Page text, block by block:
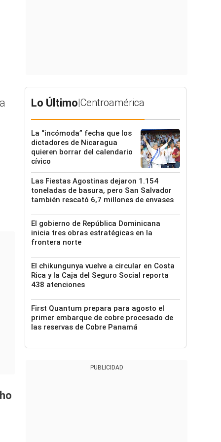
Lo Último|Centroamérica
La “incómoda” fecha que los
dictadores de Nicaragua
quieren borrar del calendario
cívico
Las Fiestas Agostinas dejaron 1.154
toneladas de basura, pero San Salvador
también rescató 6,7 millones de envases
El gobierno de República Dominicana
inicia tres obras estratégicas en la
frontera norte
El chikungunya vuelve a circular en Costa
Rica y la Caja del Seguro Social reporta
438 atenciones
First Quantum prepara para agosto el
primer embarque de cobre procesado de
las reservas de Cobre Panamá
PUBLICIDAD